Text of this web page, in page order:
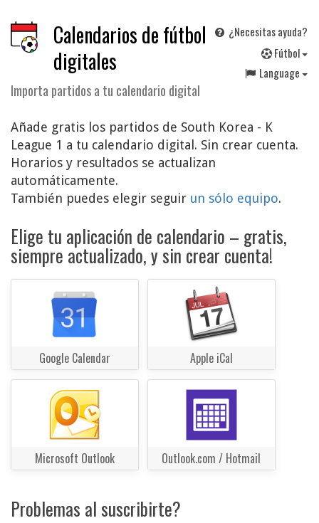
Calendarios de fútbol
digitales
Importa partidos a tu calendario digital
¿Necesitas ayuda?
Fútbol
Language
Añade gratis los partidos de South Korea - K
League 1 a tu calendario digital. Sin crear cuenta.
Horarios y resultados se actualizan
automáticamente.
También puedes elegir seguir un sólo equipo.
Elige tu aplicación de calendario – gratis,
siempre actualizado, y sin crear cuenta!
Google Calendar Apple iCal
Microsoft Outlook Outlook.com / Hotmail
Problemas al suscribirte?